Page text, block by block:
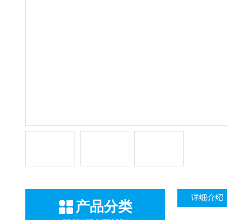
产品分类
详细介绍